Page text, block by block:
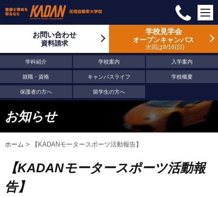
お問い合わせ
資料請求
学校見学会
オープンキャンパス
次回は8/16 日
学科紹介 学校案内 入学案内
就職・資格 キャンパスライフ 学校概要
保護者の方へ 留学生の方へ
お知らせ
ホーム > 【KADANモータースポーツ活動報告】
【KADANモータースポーツ活動報
告】